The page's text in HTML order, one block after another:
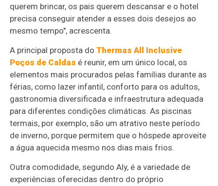
querem brincar, os pais querem descansar e o hotel
precisa conseguir atender a esses dois desejos ao
mesmo tempo", acrescenta.
A principal proposta doThermas All Inclusive
Poços de Caldas é reunir, em um único local, os
elementos mais procurados pelas famílias durante as
férias, como lazer infantil, conforto para os adultos,
gastronomia diversificada e infraestrutura adequada
para diferentes condições climáticas. As piscinas
termais, por exemplo, são um atrativo neste período
de inverno, porque permitem que o hóspede aproveite
a água aquecida mesmo nos dias mais frios.
Outra comodidade, segundo Aly, é a variedade de
experiências oferecidas dentro do próprio